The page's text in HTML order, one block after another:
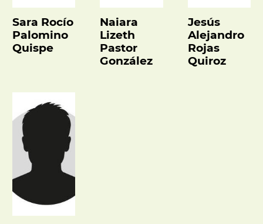
Sara Rocío
Palomino
Quispe
Naiara
Lizeth
Pastor
González
Jesús
Alejandro
Rojas
Quiroz